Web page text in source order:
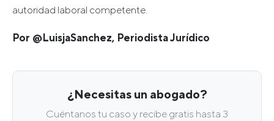
autoridad laboral competente.
Por @LuisjaSanchez, Periodista Jurídico
¿Necesitas un abogado?
Cuéntanos tu caso y recibe gratis hasta 3